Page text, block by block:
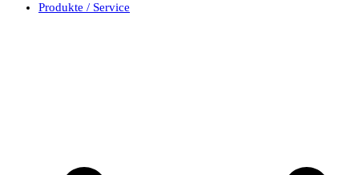
Produkte / Service